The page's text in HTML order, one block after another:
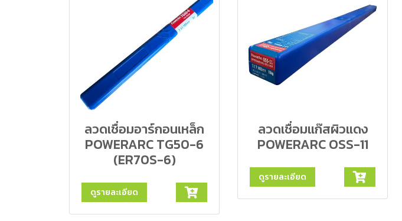
ลวดเชื่อมอาร์กอนเหล็ก
POWERARC TG50-6
(ER70S-6)
ดูรายละเอียด
ลวดเชื่อมแก๊สผิวแดง
POWERARC OSS-11
ดูรายละเอียด